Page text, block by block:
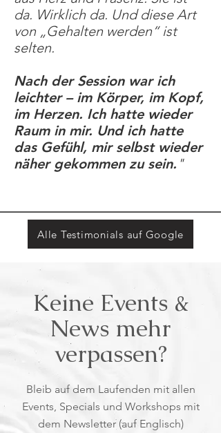
da. Wirklich da. Und diese Art
von „Gehalten werden“ ist
selten.
Nach der Session war ich
leichter – im Körper, im Kopf,
im Herzen. Ich hatte wieder
Raum in mir. Und ich hatte
das Gefühl, mir selbst wieder
näher gekommen zu sein. "
Alle Testimonials auf Google
Keine Events &
News mehr
verpassen?
Bleib auf dem Laufenden mit allen
Events, Specials und Workshops mit
dem Newsletter (auf Englisch)